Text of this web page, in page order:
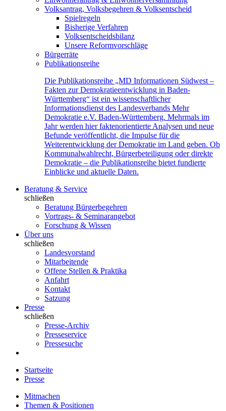
Volksantrag, Volksbegehren & Volksentscheid
Spielregeln
Bisherige Verfahren
Volksentscheidsbilanz
Unsere Reformvorschläge
Bürgerräte
Publikationsreihe
Die Publikationsreihe „MD Informationen Südwest –
Fakten zur Demokratieentwicklung in Baden-
Württemberg“ ist ein wissenschaftlicher
Informationsdienst des Landesverbands Mehr
Demokratie e.V. Baden-Württemberg. Mehrmals im
Jahr werden hier faktenorientierte Analysen und neue
Befunde veröffentlicht, die Impulse für die
Weiterentwicklung der Demokratie im Land geben. Ob
Kommunalwahlrecht, Bürgerbeteiligung oder direkte
Demokratie – die Publikationsreihe bietet fundierte
Einblicke und aktuelle Daten.
Beratung & Service
schließen
Beratung Bürgerbegehren
Vortrags- & Seminarangebot
Forschung & Wissen
Über uns
schließen
Landesvorstand
Mitarbeitende
Offene Stellen & Praktika
Anfahrt
Kontakt
Satzung
Presse
schließen
Presse-Archiv
Presseservice
Pressesuche
Startseite
Presse
Mitmachen
Themen & Positionen